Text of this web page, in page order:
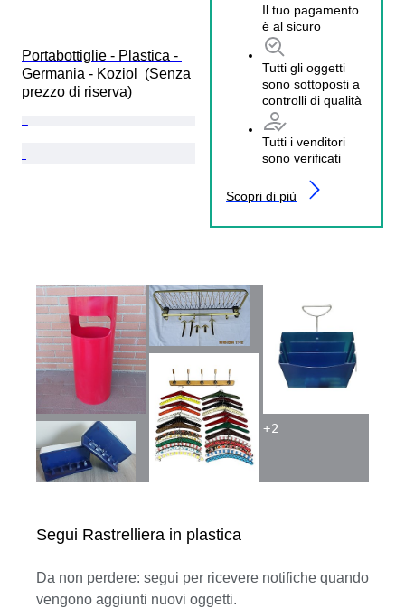
Portabottiglie - Plastica -
Germania - Koziol  (Senza
prezzo di riserva)
Il tuo pagamento
è al sicuro
Tutti gli oggetti
sono sottoposti a
controlli di qualità
Tutti i venditori
sono verificati
Scopri di più
Segui Rastrelliera in plastica
Da non perdere: segui per ricevere notifiche quando
vengono aggiunti nuovi oggetti.
+2